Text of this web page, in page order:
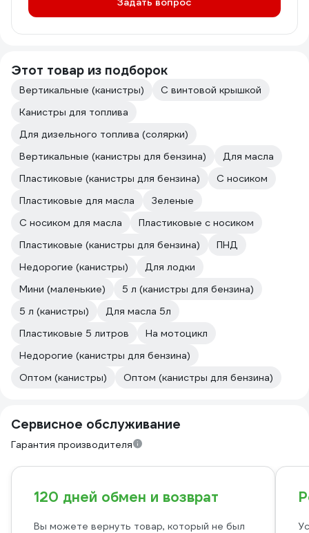
Этот товар из подборок
Вертикальные (канистры)
С винтовой крышкой
Канистры для топлива
Для дизельного топлива (солярки)
Вертикальные (канистры для бензина)
Для масла
Пластиковые (канистры для бензина)
С носиком
Пластиковые для масла
Зеленые
С носиком для масла
Пластиковые с носиком
Пластиковые (канистры для бензина)
ПНД
Недорогие (канистры)
Для лодки
Мини (маленькие)
5 л (канистры для бензина)
5 л (канистры)
Для масла 5л
Пластиковые 5 литров
На мотоцикл
Недорогие (канистры для бензина)
Оптом (канистры)
Оптом (канистры для бензина)
Сервисное обслуживание
Гарантия производителя
120 дней обмен и возврат
Вы можете вернуть товар, который не был